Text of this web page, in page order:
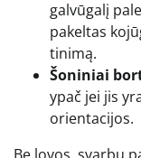
galvūgalį
pakeltas
tinimą.
Šoniniai
ypač jei jis
orientacijos.